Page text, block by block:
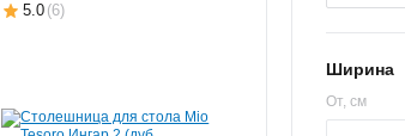
5.0 (6)
Ширина
От, см